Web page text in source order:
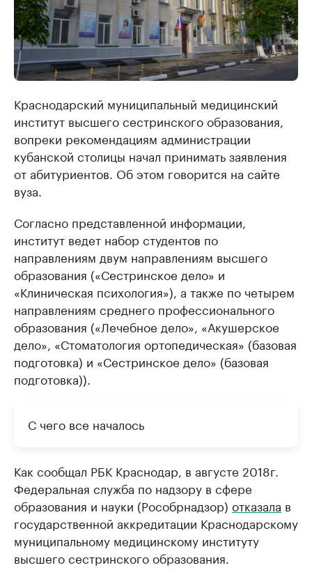
Краснодарский муниципальный медицинский
институт высшего сестринского образования,
вопреки рекомендациям администрации
кубанской столицы начал принимать заявления
от абитуриентов. Об этом говорится на сайте
вуза.
Согласно представленной информации,
институт ведет набор студентов по
направлениям двум направлениям высшего
образования («Сестринское дело» и
«Клиническая психология»), а также по четырем
направлениям среднего профессионального
образования («Лечебное дело», «Акушерское
дело», «Стоматология ортопедическая» (базовая
подготовка) и «Сестринское дело» (базовая
подготовка)).
С чего все началось
Как сообщал РБК Краснодар, в августе 2018г.
Федеральная служба по надзору в сфере
образования и науки (Рособрнадзор) отказала в
государственной аккредитации Краснодарскому
муниципальному медицинскому институту
высшего сестринского образования.